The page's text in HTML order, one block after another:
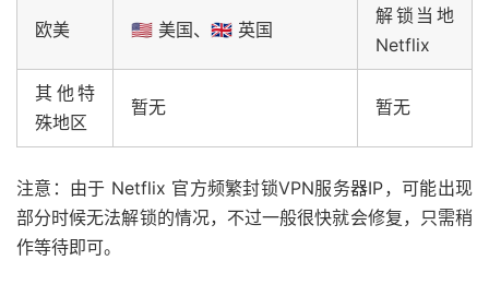
欧美 🇺🇸 美国、🇬🇧 英国
解锁当地
Netflix
其他特
殊地区
暂无 暂无
注意：由于 Netflix 官方频繁封锁VPN服务器IP，可能出现
部分时候无法解锁的情况，不过一般很快就会修复，只需稍
作等待即可。